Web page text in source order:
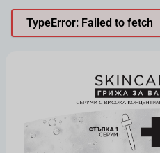
TypeError: Failed to fetch